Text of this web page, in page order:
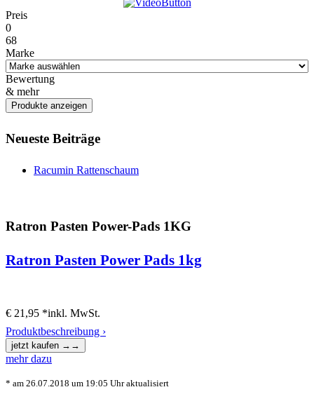
Preis
0
68
Marke
Bewertung
& mehr
Neueste Beiträge
Racumin Rattenschaum
Ratron Pasten Power-Pads 1KG
Ratron Pasten Power Pads 1kg
€ 21,95 *inkl. MwSt.
Produktbeschreibung ›
mehr dazu
* am 26.07.2018 um 19:05 Uhr aktualisiert